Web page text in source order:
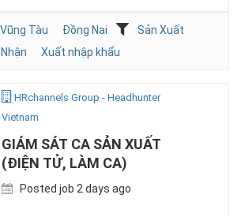
Vũng Tàu Đồng Nai
Sản Xuất
Xuất nhập khẩu
HRchannels Group - Headhunter
Vietnam
GIÁM SÁT CA SẢN XUẤT
(ĐIỆN TỬ, LÀM CA)
Posted job 2 days ago